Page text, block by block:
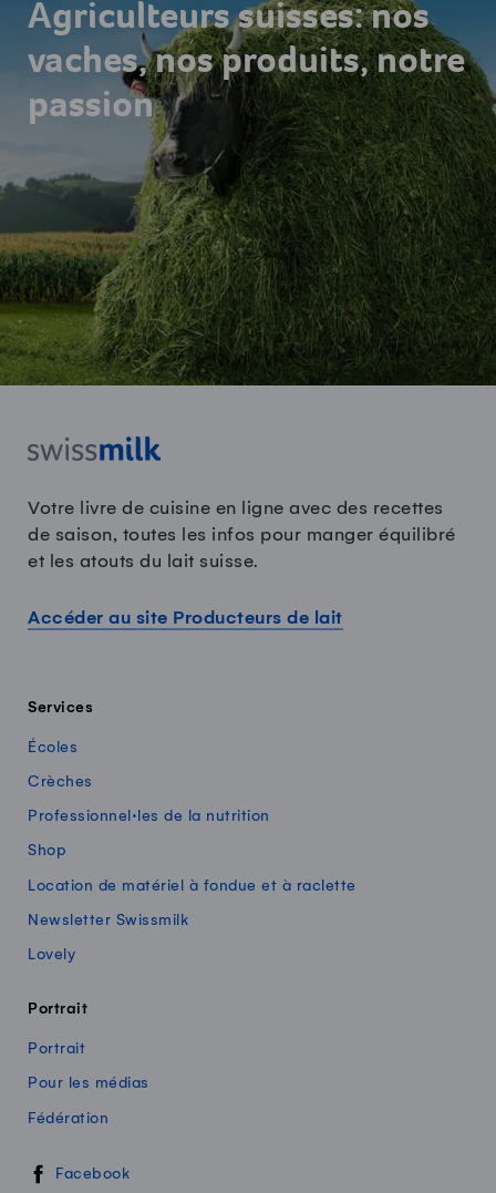
Agriculteurs suisses: nos
vaches, nos produits, notre
passion
Votre livre de cuisine en ligne avec des recettes
de saison, toutes les infos pour manger équilibré
et les atouts du lait suisse.
Accéder au site Producteurs de lait
Services
Écoles
Crèches
Professionnel·les de la nutrition
Shop
Location de matériel à fondue et à raclette
Newsletter Swissmilk
Lovely
Portrait
Portrait
Pour les médias
Fédération
Swissmilk sur les réseaux sociaux
Facebook